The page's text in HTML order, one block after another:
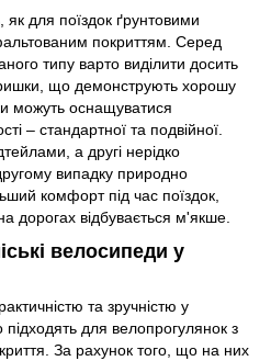
як для поїздок ґрунтовими
покриттям. Серед
типу варто виділити досить
що демонструють хорошу
можуть оснащуватися
– стандартної та подвійної.
а другі нерідко
випадку природно
комфорт під час поїздок,
дорогах відбувається м'якше.
велосипеди у
та зручністю у
підходять для велопрогулянок з
За рахунок того, що на них